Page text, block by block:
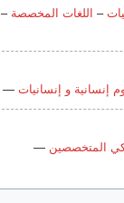
– اللغات المخصصة –
إنسانية و إنسانيات —
المتخصصين —